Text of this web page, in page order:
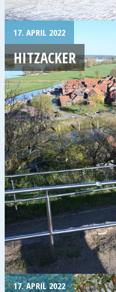
17. APRIL 2022
HITZACKER
17. APRIL 2022